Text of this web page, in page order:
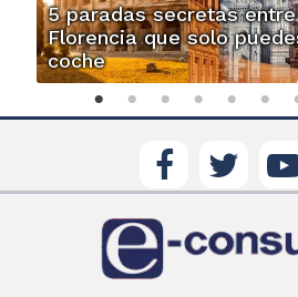
5 paradas secretas
Florencia que solo
coche